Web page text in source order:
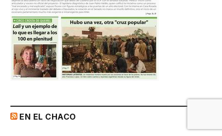
EN EL CHACO